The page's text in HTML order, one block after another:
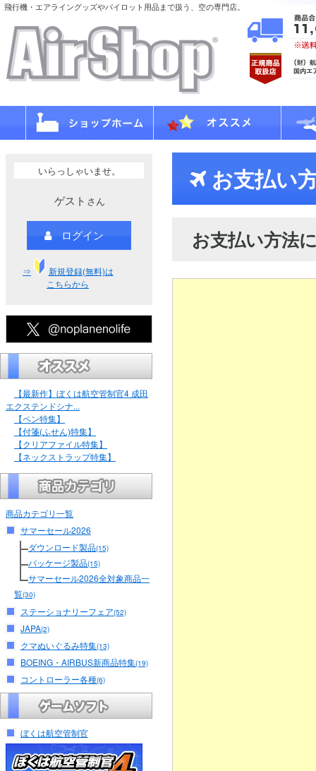
飛行機・エアライングッズやパイロット用品まで扱う、空の専門店。
いらっしゃいませ。
ゲスト さん
ログイン
⇒
新規登録(無料)は
こちらから
【最新作】ぼくは航空管制官4 成田
エクステンドシナ...
【ペン特集】
【付箋(ふせん)特集】
【クリアファイル特集】
【ネックストラップ特集】
商品カテゴリ一覧
サマーセール2026
ダウンロード製品(15)
パッケージ製品(15)
サマーセール2026全対象商品一
覧(30)
ステーショナリーフェア(52)
JAPA(2)
クマぬいぐるみ特集(13)
BOEING・AIRBUS新商品特集(19)
コントローラー各種(6)
ぼくは航空管制官
お支払い
お支払い方法